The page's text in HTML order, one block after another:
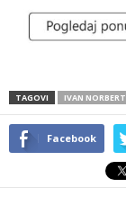
TAGOVI IVAN
Facebook